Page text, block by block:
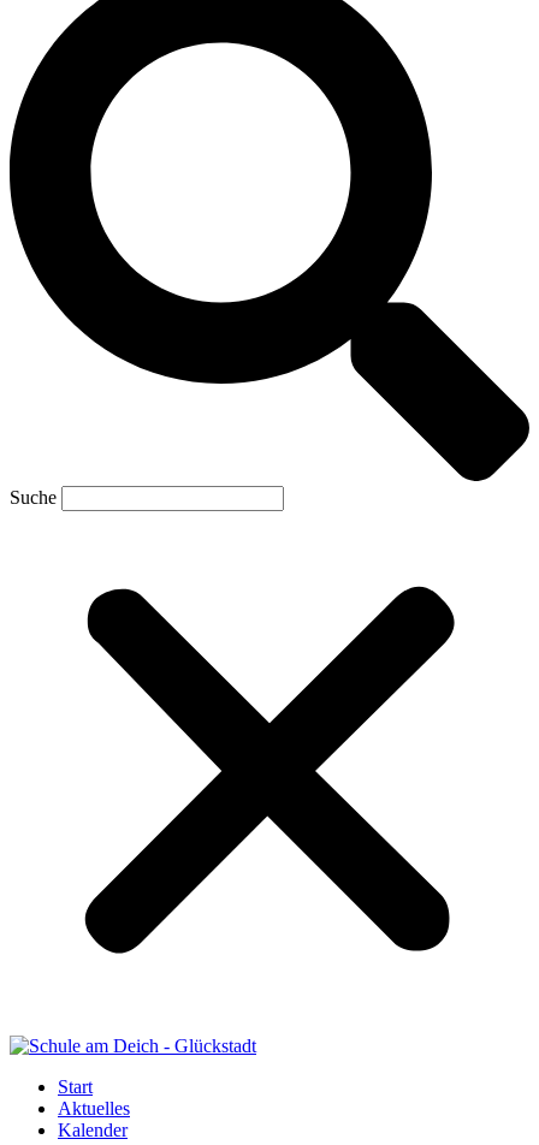
Suche
Start
Aktuelles
Kalender